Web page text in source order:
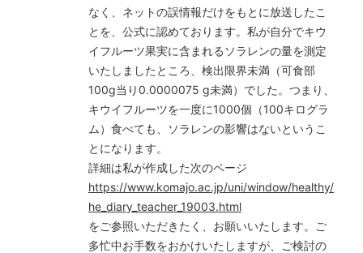
なく、ネットの誤情報だけをもとに放送したこ
とを、公式に認めております。私が自分でキウ
イフルーツ果実に含まれるソラレンの量を測定
いたしましたところ、検出限界未満（可食部
100g当り0.0000075 g未満）でした。つまり、
キウイフルーツを一度に1000個（100キログラ
ム）食べても、ソラレンの影響はないというこ
とになります。
詳細は私が作成した次のページ
https://www.komajo.ac.jp/uni/window/healthy/
he_diary_teacher_19003.html
をご参照いただきたく、お願いいたします。ご
多忙中お手数をおかけいたしますが、ご検討の